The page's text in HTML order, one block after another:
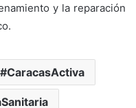
y la reparación
CaracasActiva